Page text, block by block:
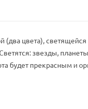
цвета), светящейся
звезды,
будет прекрасным и